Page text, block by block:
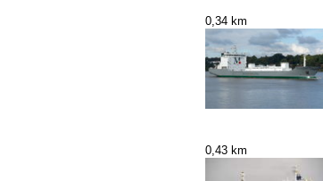
0,34 km
0,43 km